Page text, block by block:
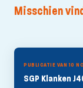
Misschien
PUBLICATIE VAN 10
SGP Klanken